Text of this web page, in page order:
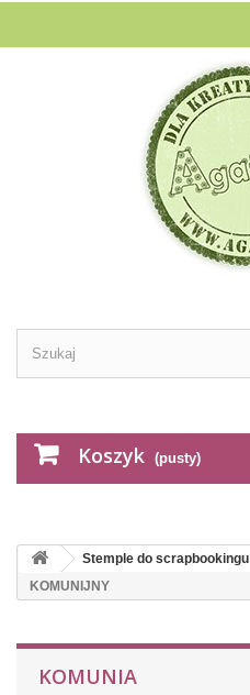
Koszyk (pusty)
Stemple do scrapbookingu
KOMUNIJNY
KOMUNIA